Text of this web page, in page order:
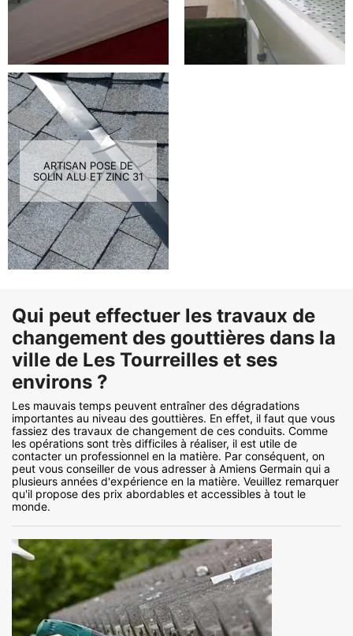
ARTISAN POSE DE
SOLIN ALU ET ZINC 31
Qui peut effectuer les travaux de
changement des gouttières dans la
ville de Les Tourreilles et ses
environs ?
Les mauvais temps peuvent entraîner des dégradations
importantes au niveau des gouttières. En effet, il faut que vous
fassiez des travaux de changement de ces conduits. Comme
les opérations sont très difficiles à réaliser, il est utile de
contacter un professionnel en la matière. Par conséquent, on
peut vous conseiller de vous adresser à Amiens Germain qui a
plusieurs années d'expérience en la matière. Veuillez remarquer
qu'il propose des prix abordables et accessibles à tout le
monde.